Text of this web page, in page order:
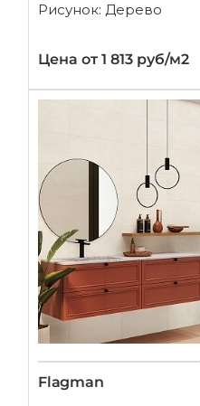
Рисунок: Дерево
Цена от 1 813 руб/м2
Flagman